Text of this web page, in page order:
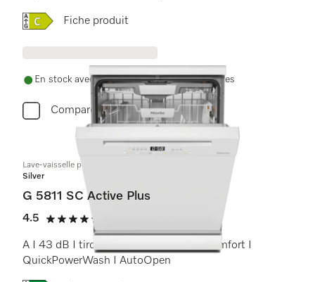
Online Label Flag, Etiquette énergétique
Fiche produit
En stock avec livraison et installation gratuites
Comparer
Lave-vaisselle posable
Silver
G 5811 SC Active Plus
4.5
4.5 étoiles sur 5
A I 43 dB I tiroir à couverts I paniers Comfort I
QuickPowerWash I AutoOpen